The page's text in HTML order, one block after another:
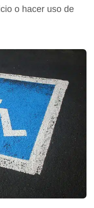
o hacer uso de